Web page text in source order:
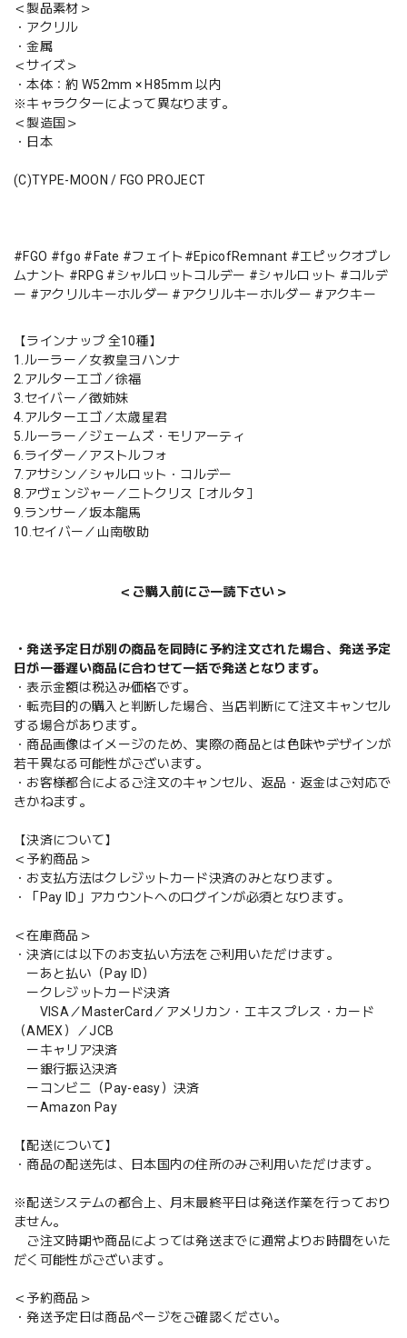
＜製品素材＞
・アクリル
・金属
＜サイズ＞
・本体：約 W52mm × H85mm 以内
※キャラクターによって異なります。
＜製造国＞
・日本
(C)TYPE-MOON / FGO PROJECT
#FGO #fgo #Fate #フェイト#EpicofRemnant #エピックオブレ
ムナント #RPG #シャルロットコルデー #シャルロット #コルデ
ー #アクリルキーホルダー #アクリルキーホルダー #アクキー
【ラインナップ 全10種】
1.ルーラー／女教皇ヨハンナ
2.アルターエゴ／徐福
3.セイバー／徴姉妹
4.アルターエゴ／太歳星君
5.ルーラー／ジェームズ・モリアーティ
6.ライダー／アストルフォ
7.アサシン／シャルロット・コルデー
8.アヴェンジャー／ニトクリス［オルタ］
9.ランサー／坂本龍馬
10.セイバー／山南敬助
＜ご購入前にご一読下さい＞
・発送予定日が別の商品を同時に予約注文された場合、発送予定
日が一番遅い商品に合わせて一括で発送となります。
・表示金額は税込み価格です。
・転売目的の購入と判断した場合、当店判断にて注文キャンセル
する場合があります。
・商品画像はイメージのため、実際の商品とは色味やデザインが
若干異なる可能性がございます。
・お客様都合によるご注文のキャンセル、返品・返金はご対応で
きかねます。
【決済について】
＜予約商品＞
・お支払方法はクレジットカード決済のみとなります。
・「Pay ID」アカウントへのログインが必須となります。
＜在庫商品＞
・決済には以下のお支払い方法をご利用いただけます。
ーあと払い（Pay ID）
ークレジットカード決済
VISA／MasterCard／アメリカン・エキスプレス・カード
（AMEX）／JCB
ーキャリア決済
ー銀行振込決済
ーコンビニ（Pay-easy）決済
ーAmazon Pay
【配送について】
・商品の配送先は、日本国内の住所のみご利用いただけます。
※配送システムの都合上、月末最終平日は発送作業を行っており
ません。
ご注文時期や商品によっては発送までに通常よりお時間をいた
だく可能性がございます。
＜予約商品＞
・発送予定日は商品ページをご確認ください。